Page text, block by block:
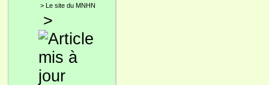
> Le site du MNHN
>